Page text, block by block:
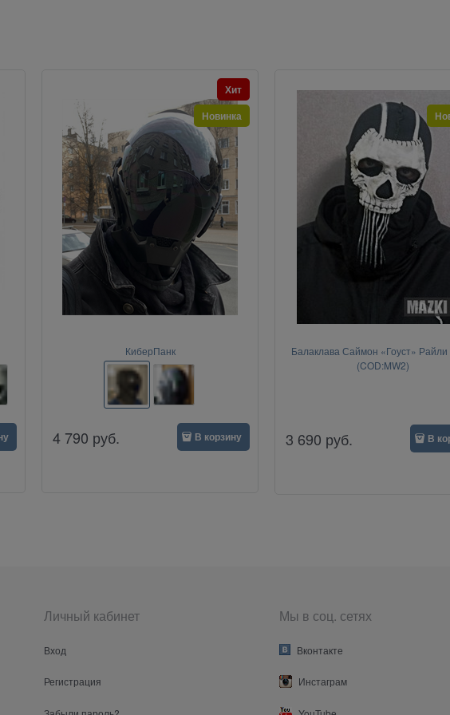
КиберПанк
Хит
Новинка
4 790 руб. В корзину
Балаклава Саймон «Гоуст» Райли
(COD:MW2)
3 690 руб. В
Личный кабинет
Вход
Регистрация
Мы в соц. сетях
Вконтакте
Инстаграм